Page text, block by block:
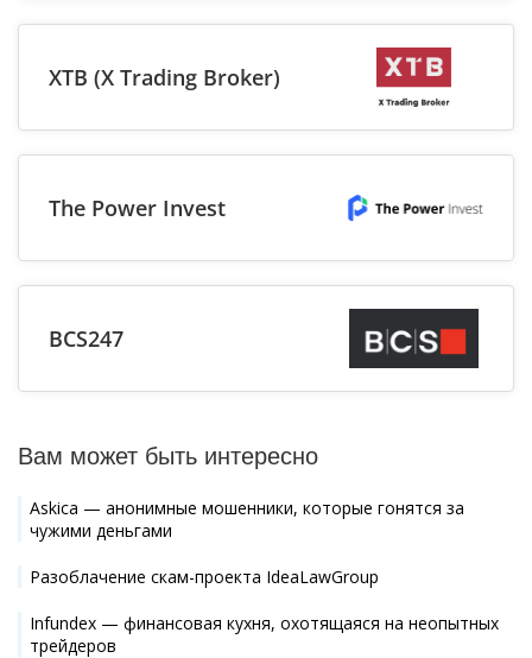
XTB (X Trading Broker)
The Power Invest
BCS247
Вам может быть интересно
Askica — анонимные мошенники, которые гонятся за
чужими деньгами
Разоблачение скам-проекта IdeaLawGroup
Infundex — финансовая кухня, охотящаяся на неопытных
трейдеров